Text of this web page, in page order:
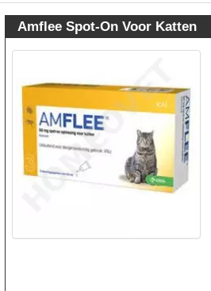
Amflee Spot-On Voor Katten